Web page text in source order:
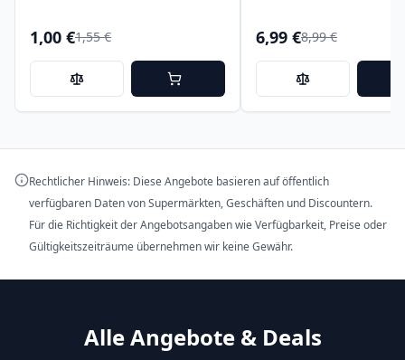
1,00 €1,55 € 6,99 €8,99 €
Rechtlicher Hinweis: Diese Angebote basieren auf öffentlich
verfügbaren Daten von Supermärkten, Geschäften und Discountern.
Für die Richtigkeit der Angebotsangaben wie Verfügbarkeit, Preise oder
Gültigkeitszeiträume übernehmen wir keine Gewähr.
Alle Angebote & Deals